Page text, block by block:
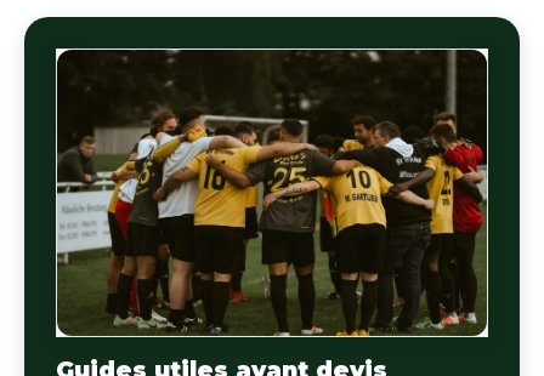
Guides utiles avant devis